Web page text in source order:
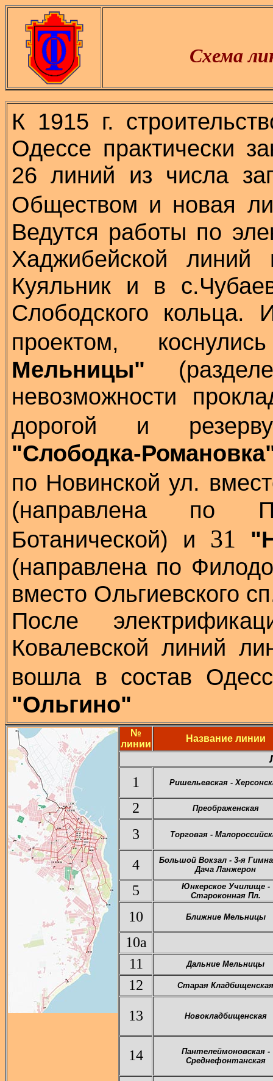
Схема
К 1915 г.
Одессе практически
26 линий из числа
Обществом и новая
Ведутся работы по
Хаджибейской линий
Куяльник и в
Слободского кольца.
проектом,
Мельницы"
невозможности
дорогой и
"Слободка-
по Новинской ул.
(направлена по
Ботанической) и 31
(направлена по
вместо Ольгиевского
После
Ковалевской линий
вошла в состав
"Ольгино"
№
линии
Название линии
1 Ришельевская -
2 Преображенская
3 Торговая -
4
Большой Вокзал - 3-я
Дача Ланжерон
5
Юнкерское Училище -
Староконная Пл.
10 Ближние Мельницы
10а
11
Дальние Мельницы
12 Старая Кладбищенская
13 Новокладбищенская
14
Пантелеймоновская -
Среднефонтанская